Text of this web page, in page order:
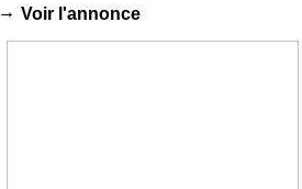
→ Voir l'annonce